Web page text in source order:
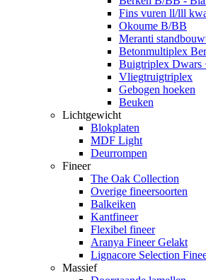
Fins vuren ll/lll
Okoume B/BB
Meranti
Betonmultiplex
Buigtriplex Dwars
Vliegtruigtriplex
Gebogen hoeken
Beuken
Lichtgewicht
Blokplaten
MDF Light
Deurrompen
Fineer
The Oak Collection
Overige fineersoorten
Balkeiken
Kantfineer
Flexibel fineer
Aranya Fineer Gelakt
Lignacore Selection
Massief